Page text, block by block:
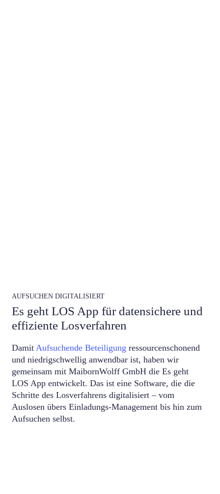
AUFSUCHEN DIGITALISIERT
Es geht LOS App für datensichere und
effiziente Losverfahren
Damit Aufsuchende Beteiligung ressourcenschonend
und niedrigschwellig anwendbar ist, haben wir
gemeinsam mit MaibornWolff GmbH die Es geht
LOS App entwickelt. Das ist eine Software, die die
Schritte des Losverfahrens digitalisiert – vom
Auslosen übers Einladungs-Management bis hin zum
Aufsuchen selbst.